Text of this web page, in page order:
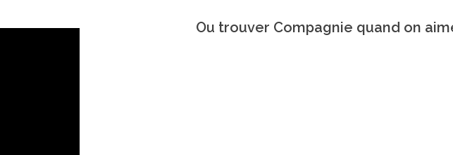
Ou trouver Compagnie quand on